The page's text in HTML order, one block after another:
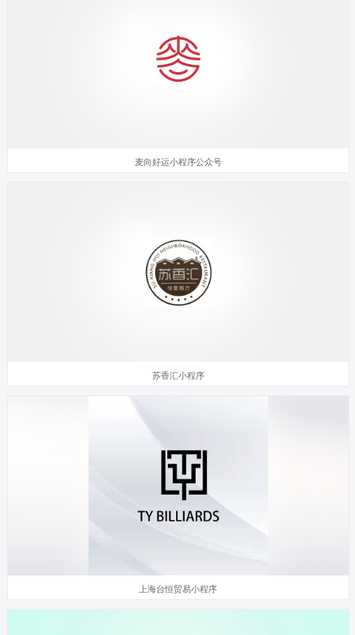
麦向好运小程序公众号
苏香汇小程序
上海台恒贸易小程序